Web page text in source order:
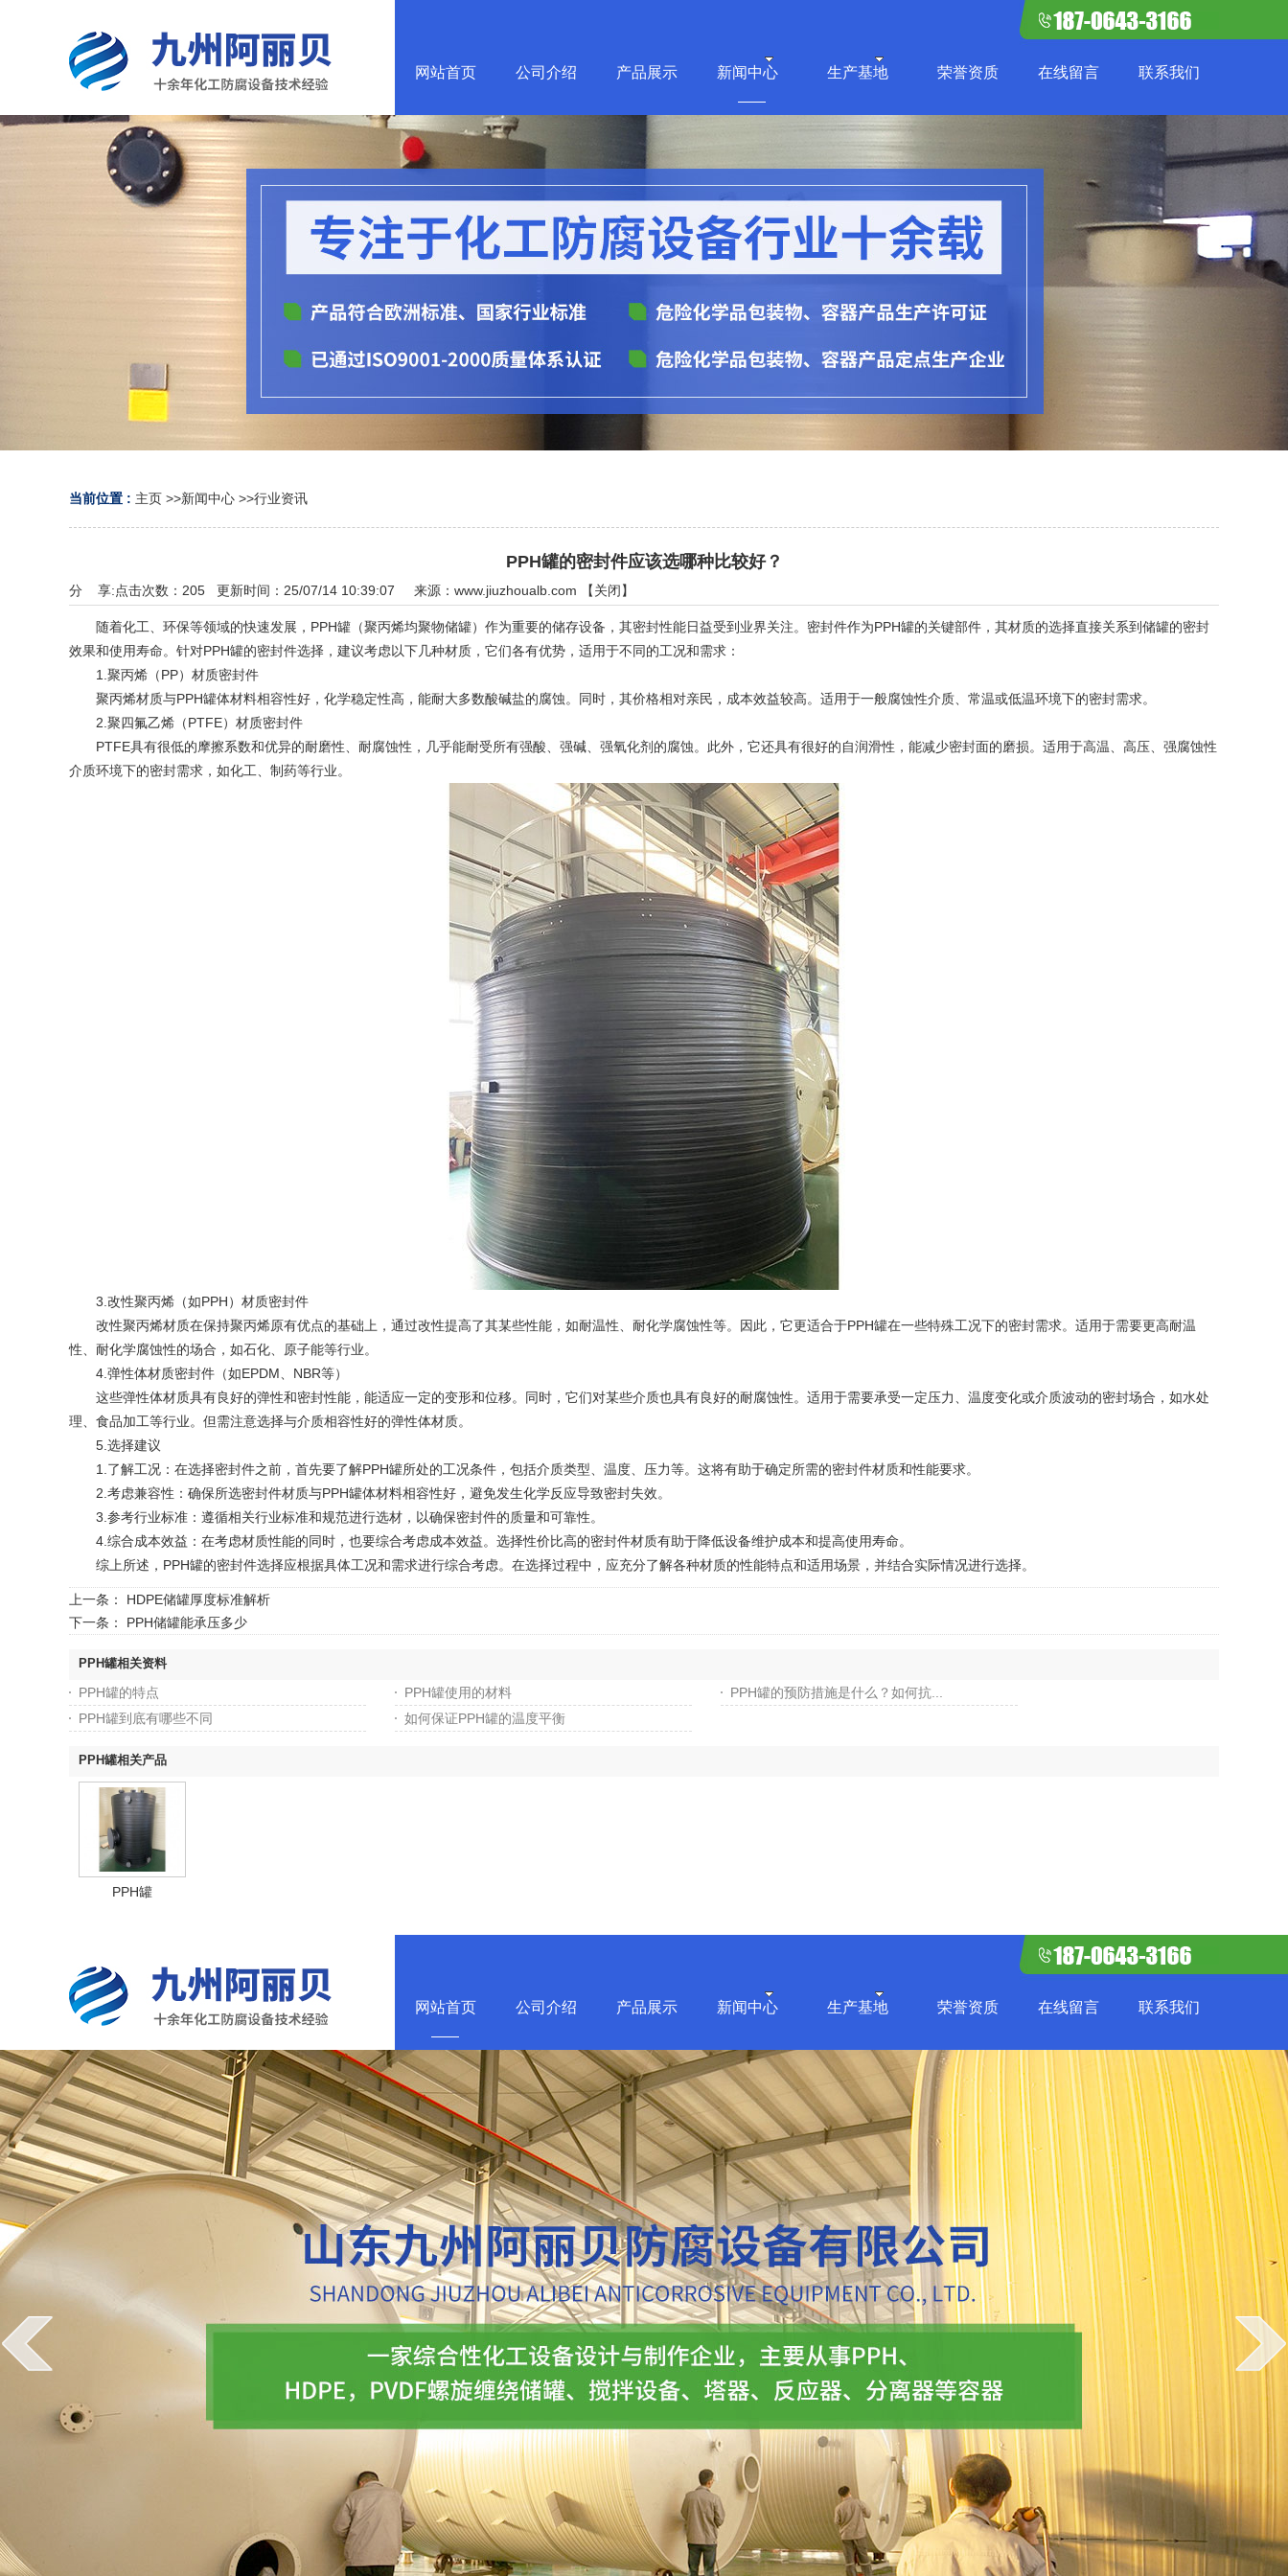
网站首页 公司介绍 产品展示 新闻中心 生产基地 荣誉资质 在线留言 联系我们
当前位置 : 主页 >>新闻中心 >>行业资讯
PPH罐的密封件应该选哪种比较好？
点击次数： 205 更新时间：25/07/14 10:39:07 来源： www.jiuzhoualb.com 【关闭】
分 享:
随着化工、环保等领域的快速发展，PPH罐（聚丙烯均聚物储罐）作为重要的储存设备，其密封性能日益受到业界关注。密封件作为PPH罐的关键部件，其材质的选择直接关系到储罐的密封
效果和使用寿命。针对PPH罐的密封件选择，建议考虑以下几种材质，它们各有优势，适用于不同的工况和需求：
1.聚丙烯（PP）材质密封件
‌聚丙烯材质与PPH罐体材料相容性好，化学稳定性高，能耐大多数酸碱盐的腐蚀。同时，其价格相对亲民，成本效益较高。适用于一般腐蚀性介质、常温或低温环境下的密封需求。
2.聚四氟乙烯（PTFE）材质密封件
‌PTFE具有很低的摩擦系数和优异的耐磨性、耐腐蚀性，几乎能耐受所有强酸、强碱、强氧化剂的腐蚀。此外，它还具有很好的自润滑性，能减少密封面的磨损。适用于高温、高压、强腐蚀性
介质环境下的密封需求，如化工、制药等行业。
3.改性聚丙烯（如PPH）材质密封件
‌改性聚丙烯材质在保持聚丙烯原有优点的基础上，通过改性提高了其某些性能，如耐温性、耐化学腐蚀性等。因此，它更适合于PPH罐在一些特殊工况下的密封需求。适用于需要更高耐温
性、耐化学腐蚀性的场合，如石化、原子能等行业。
4.弹性体材质密封件（如EPDM、NBR等）
‌这些弹性体材质具有良好的弹性和密封性能，能适应一定的变形和位移。同时，它们对某些介质也具有良好的耐腐蚀性。适用于需要承受一定压力、温度变化或介质波动的密封场合，如水处
理、食品加工等行业。但需注意选择与介质相容性好的弹性体材质。
5.选择建议
‌1.了解工况‌：在选择密封件之前，首先要了解PPH罐所处的工况条件，包括介质类型、温度、压力等。这将有助于确定所需的密封件材质和性能要求。
‌2.考虑兼容性‌：确保所选密封件材质与PPH罐体材料相容性好，避免发生化学反应导致密封失效。
‌3.参考行业标准‌：遵循相关行业标准和规范进行选材，以确保密封件的质量和可靠性。
‌4.综合成本效益‌：在考虑材质性能的同时，也要综合考虑成本效益。选择性价比高的密封件材质有助于降低设备维护成本和提高使用寿命。
综上所述，PPH罐的密封件选择应根据具体工况和需求进行综合考虑。在选择过程中，应充分了解各种材质的性能特点和适用场景，并结合实际情况进行选择。
上一条： HDPE储罐厚度标准解析
下一条： PPH储罐能承压多少
PPH罐相关资料
PPH罐的特点 PPH罐使用的材料
PPH罐的预防措施是什么？如何抗...
PPH罐到底有哪些不同
如何保证PPH罐的温度平衡
PPH罐相关产品
PPH罐
网站首页 公司介绍 产品展示 新闻中心 生产基地 荣誉资质 在线留言 联系我们